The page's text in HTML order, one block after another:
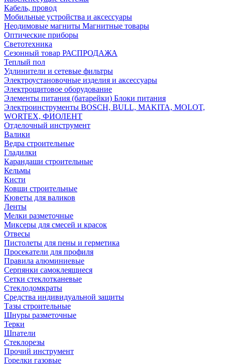
Кабель, провод
Мобильные устройства и аксессуары
Неодимовые магниты Магнитные товары
Оптические приборы
Светотехника
Сезонный товар РАСПРОДАЖА
Теплый пол
Удлинители и сетевые фильтры
Электроустановочные изделия и аксессуары
Электрощитовое оборудование
Элементы питания (батарейки) Блоки питания
Электроинструменты BOSCH, BULL, MAKITA, MOLOT,
WORTEX, ФИОЛЕНТ
Отделочный инструмент
Валики
Ведра строительные
Гладилки
Карандаши строительные
Кельмы
Кисти
Ковши строительные
Кюветы для валиков
Ленты
Мелки разметочные
Миксеры для смесей и красок
Отвесы
Пистолеты для пены и герметика
Просекатели для профиля
Правила алюминиевые
Серпянки самоклеящиеся
Сетки стеклотканевые
Стеклодомкраты
Средства индивидуальной защиты
Тазы строительные
Шнуры разметочные
Терки
Шпатели
Стеклорезы
Прочий инструмент
Горелки газовые